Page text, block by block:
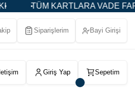
TÜM KARTLARA VADE
Siparişlerim Bayi Girişi
İletişim Giriş Yap Sepetim